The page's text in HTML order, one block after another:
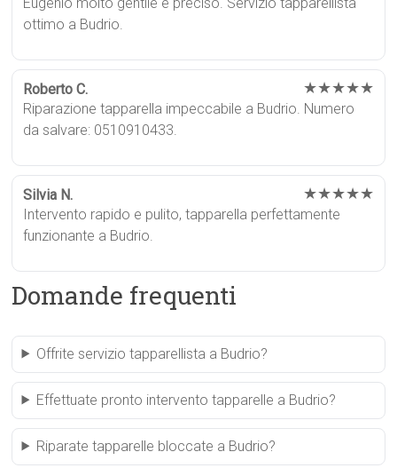
ottimo a Budrio.
Roberto C. ★★★★★
Riparazione tapparella impeccabile a Budrio. Numero
da salvare: 0510910433.
Silvia N. ★★★★★
Intervento rapido e pulito, tapparella perfettamente
funzionante a Budrio.
Domande frequenti
Offrite servizio tapparellista a Budrio?
Effettuate pronto intervento tapparelle a Budrio?
Riparate tapparelle bloccate a Budrio?